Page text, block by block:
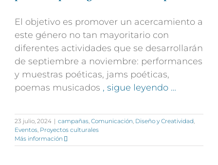
El objetivo es promover un acercamiento a
este género no tan mayoritario con
diferentes actividades que se desarrollarán
de septiembre a noviembre: performances
y muestras poéticas, jams poéticas,
poemas musicados , sigue leyendo …
23 julio, 2024 | campañas, Comunicación, Diseño y Creatividad,
Eventos, Proyectos culturales
Más información